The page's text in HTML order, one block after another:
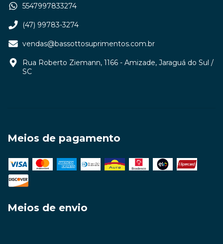
5547997833274
(47) 99783-3274
vendas@bassottosuprimentos.com.br
Rua Roberto Ziemann, 1166 - Amizade, Jaraguá do Sul /
SC
Meios de pagamento
Meios de envio